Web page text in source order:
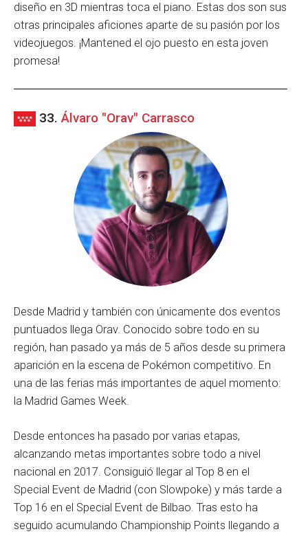
diseño en 3D mientras toca el piano. Estas dos son sus
otras principales aficiones aparte de su pasión por los
videojuegos. ¡Mantened el ojo puesto en esta joven
promesa!
33.Álvaro "Orav" Carrasco
Desde Madrid y también con únicamente dos eventos
puntuados llega Orav. Conocido sobre todo en su
región, han pasado ya más de 5 años desde su primera
aparición en la escena de Pokémon competitivo. En
una de las ferias más importantes de aquel momento:
la Madrid Games Week.
Desde entonces ha pasado por varias etapas,
alcanzando metas importantes sobre todo a nivel
nacional en 2017. Consiguió llegar al Top 8 en el
Special Event de Madrid (con Slowpoke) y más tarde a
Top 16 en el Special Event de Bilbao. Tras esto ha
seguido acumulando Championship Points llegando a